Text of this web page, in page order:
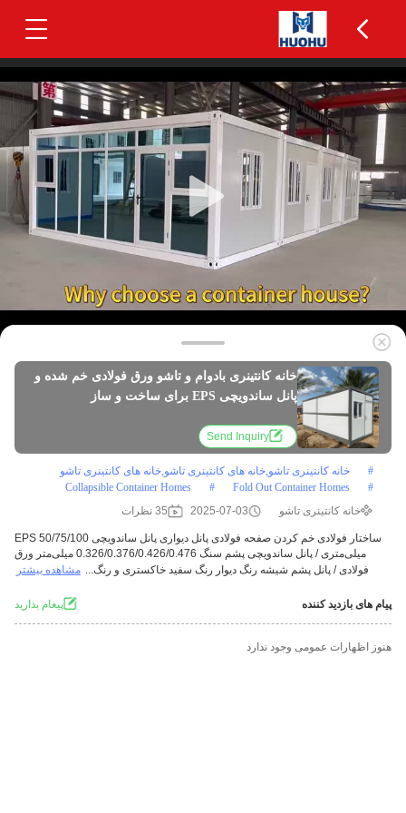
خانه کانتینری بادوام و تاشو ورق فولادی خم شده و
پانل ساندویچی EPS برای ساخت و ساز
Send Inquiry
#
خانه کانتینری تاشو,خانه های کانتینری تاشو,خانه های کانتینری تاشو
#
Fold Out Container Homes
#
Collapsible Container Homes
خانه کانتینری تاشو
2025-07-03 35 نظرات
ساختار فولادی خم کردن صفحه فولادی پانل دیواری پانل ساندویچی EPS 50/75/100
میلی‌متری / پانل ساندویچی پشم سنگ 0.326/0.376/0.426/0.476 میلی‌متر ورق
فولادی / پانل پشم شیشه رنگ دیوار رنگ سفید خاکستری و رنگ... مشاهده بیشتر
پیام های بازدید کننده پيغام بذاريد
هنوز اظهارات عمومی وجود ندارد